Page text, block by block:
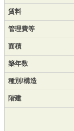
賃料
管理費等
面積
築年数
種別/構造
階建